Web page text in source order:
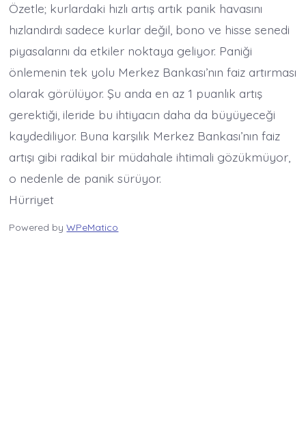
Özetle; kurlardaki hızlı artış artık panik havasını
hızlandırdı sadece kurlar değil, bono ve hisse senedi
piyasalarını da etkiler noktaya geliyor. Paniği
önlemenin tek yolu Merkez Bankası’nın faiz artırması
olarak görülüyor. Şu anda en az 1 puanlık artış
gerektiği, ileride bu ihtiyacın daha da büyüyeceği
kaydediliyor. Buna karşılık Merkez Bankası’nın faiz
artışı gibi radikal bir müdahale ihtimali gözükmüyor,
o nedenle de panik sürüyor.
Hürriyet
Powered byWPeMatico